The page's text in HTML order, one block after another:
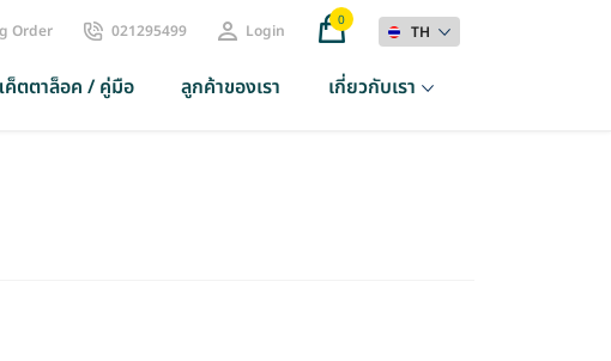
Order 021295499 Login 0
TH
ค็ตตาล็อค / คู่มือ ลูกค้าของเรา เกี่ยวกับเรา